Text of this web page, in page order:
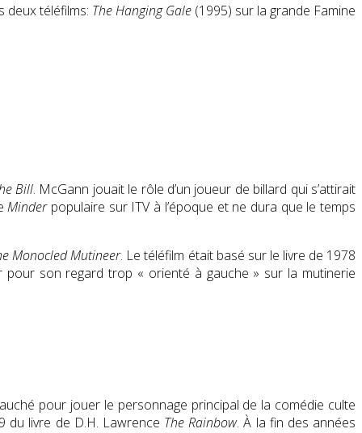
deux téléfilms: The Hanging Gale(1995) sur la grande Famine
Bill. McGann jouait le rôle d’un joueur de billard qui s’attirait
Minderpopulaire sur ITV à l’époque et ne dura que le temps
Monocled Mutineer. Le téléfilm était basé sur le livre de 1978
pour son regard trop « orienté à gauche » sur la mutinerie
pour jouer le personnage principal de la comédie culte
du livre de D.H. Lawrence The Rainbow. À la fin des années